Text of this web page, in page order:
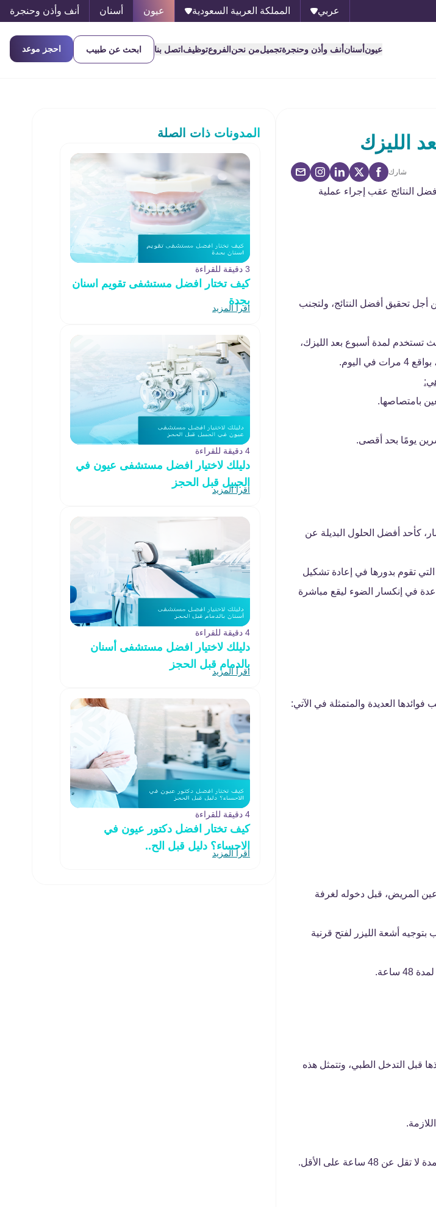
عربي المملكة العربية السعودية عيون أسنان أنف وأذن وحنجرة
عيون أسنان أنف وأذن وحنجرةتجميلمن نحن الفروعتوظيف اتصل بنا ابحث عن طبيب احجز موعد
الليزك
شارك
النتائج عقب إجراء عملية
تحقيق أفضل النتائج، ولتجنب
تستخدم لمدة أسبوع بعد الليزك،
يومًا بحد أقصى.
كأحد أفضل الحلول البديلة عن
تقوم بدورها في إعادة تشكيل
في إنكسار الضوء ليقع مباشرة
العديدة والمتمثلة في الآتي:
المريض، قبل دخوله لغرفة
أشعة الليزر لفتح قرنية
قبل التدخل الطبي، وتتمثل هذه
ساعة على الأقل.
المدونات ذات الصلة
3 دقيقة للقراءة
كيف تختار افضل مستشفى تقويم اسنان
بجدة
اقرأ المزيد
4 دقيقة للقراءة
دليلك لاختيار افضل مستشفى عيون في
الجبيل قبل الحجز
اقرأ المزيد
4 دقيقة للقراءة
دليلك لاختيار افضل مستشفى أسنان
بالدمام قبل الحجز
اقرأ المزيد
4 دقيقة للقراءة
كيف تختار افضل دكتور عيون في
الاحساء؟ دليل قبل الح..
اقرأ المزيد